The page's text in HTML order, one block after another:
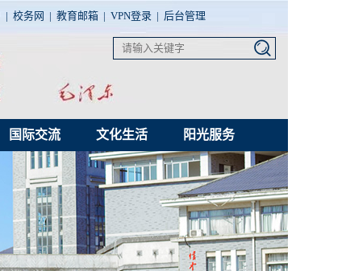
| 校务网 | 教育邮箱 | VPN登录 | 后台管理
国际交流 文化生活 阳光服务